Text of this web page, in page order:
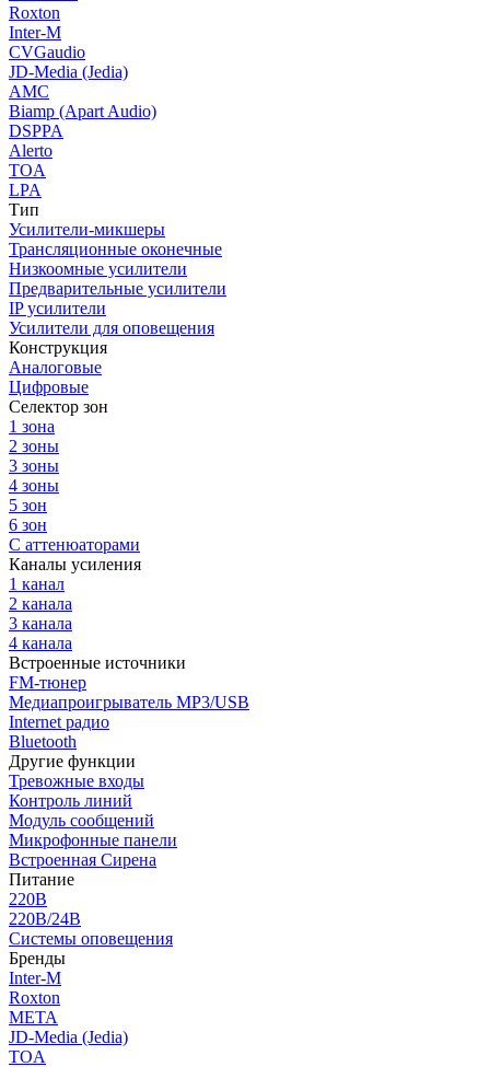
Roxton
Inter-M
CVGaudio
JD-Media (Jedia)
AMC
Biamp (Apart Audio)
DSPPA
Alerto
TOA
LPA
Тип
Усилители-микшеры
Трансляционные оконечные
Низкоомные усилители
Предварительные усилители
IP усилители
Усилители для оповещения
Конструкция
Аналоговые
Цифровые
Селектор зон
1 зона
2 зоны
3 зоны
4 зоны
5 зон
6 зон
С аттенюаторами
Каналы усиления
1 канал
2 канала
3 канала
4 канала
Встроенные источники
FM-тюнер
Медиапроигрыватель MP3/USB
Internet радио
Bluetooth
Другие функции
Тревожные входы
Контроль линий
Модуль сообщений
Микрофонные панели
Встроенная Сирена
Питание
220В
220В/24В
Системы оповещения
Бренды
Inter-M
Roxton
МЕТА
JD-Media (Jedia)
TOA